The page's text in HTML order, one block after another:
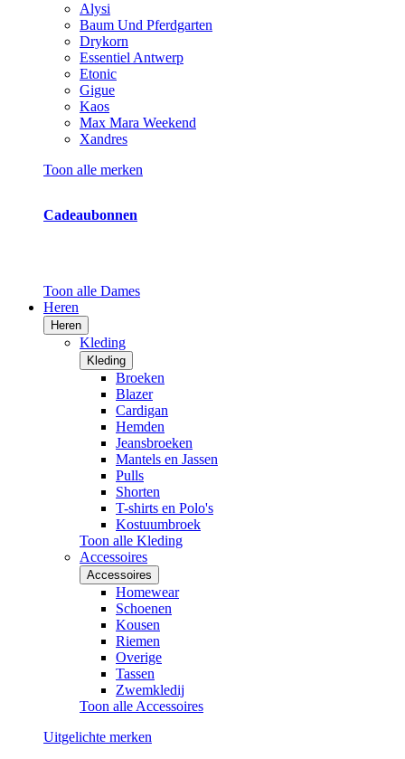
Alysi
Baum Und Pferdgarten
Drykorn
Essentiel Antwerp
Etonic
Gigue
Kaos
Max Mara Weekend
Xandres
Toon alle merken
Cadeaubonnen
Toon alle Dames
Heren
Heren
Kleding
Kleding
Broeken
Blazer
Cardigan
Hemden
Jeansbroeken
Mantels en Jassen
Pulls
Shorten
T-shirts en Polo's
Kostuumbroek
Toon alle Kleding
Accessoires
Accessoires
Homewear
Schoenen
Kousen
Riemen
Overige
Tassen
Zwemkledij
Toon alle Accessoires
Uitgelichte merken